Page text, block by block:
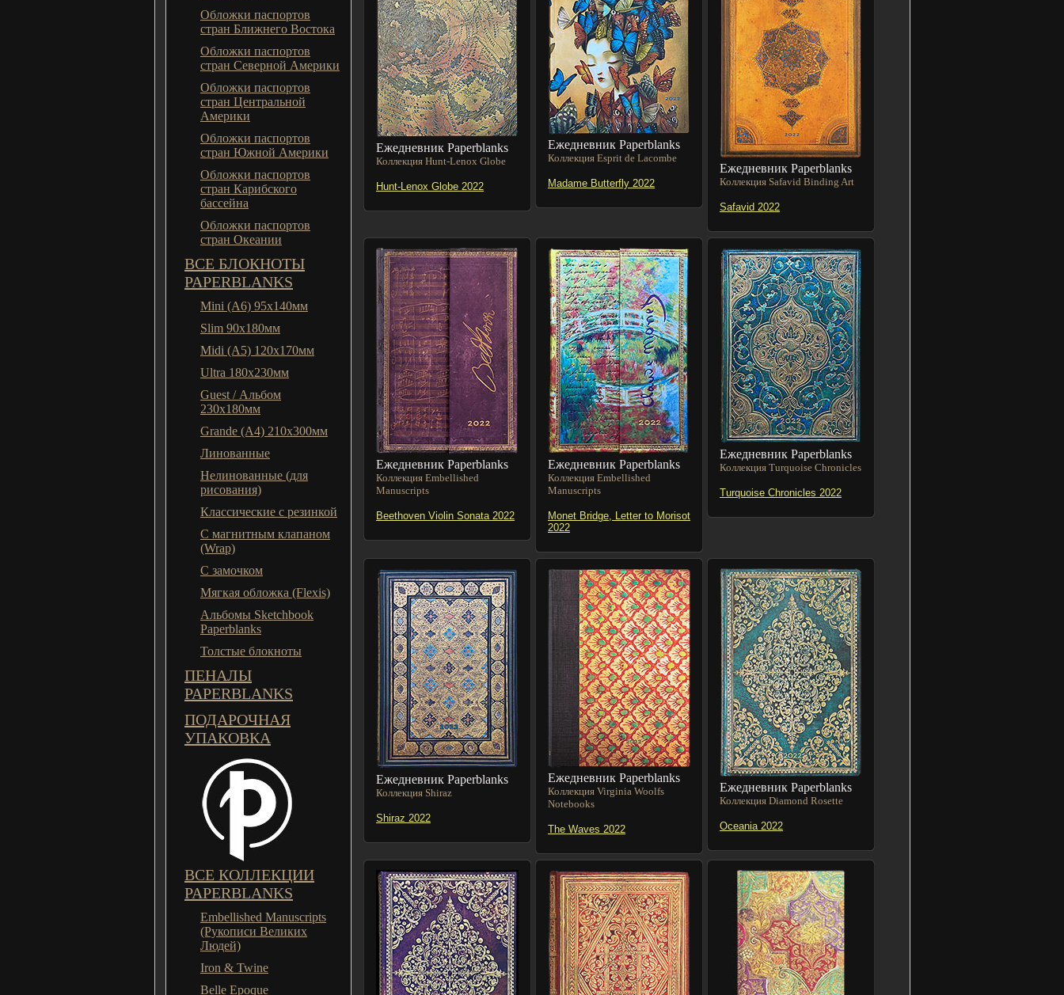
Обложки паспортов
стран Ближнего Востока
Обложки паспортов
стран Северной Америки
Обложки паспортов
стран Центральной
Америки
Обложки паспортов
стран Южной Америки
Обложки паспортов
стран Карибского
бассейна
Обложки паспортов
стран Океании
ВСЕ БЛОКНОТЫ
PAPERBLANKS
Mini (A6) 95х140мм
Slim 90x180мм
Midi (A5) 120х170мм
Ultra 180x230мм
Guest / Альбом
230x180мм
Grande (A4) 210x300мм
Линованные
Нелинованные (для
рисования)
Классические с резинкой
С магнитным клапаном
(Wrap)
С замочком
Мягкая обложка (Flexis)
Альбомы Sketchbook
Paperblanks
Толстые блокноты
ПЕНАЛЫ
PAPERBLANKS
ПОДАРОЧНАЯ
УПАКОВКА
ВСЕ КОЛЛЕКЦИИ
PAPERBLANKS
Embellished Manuscripts
(Рукописи Великих
Людей)
Iron & Twine
Belle Epoque
Ежедневник Paperblanks
Коллекция Hunt-Lenox Globe
Hunt-Lenox Globe 2022
Ежедневник Paperblanks
Коллекция Esprit de Lacombe
Madame Butterfly 2022
Ежедневник Paperblanks
Коллекция Safavid Binding Art
Safavid 2022
Ежедневник Paperblanks
Коллекция Embellished
Manuscripts
Beethoven Violin Sonata 2022
Ежедневник Paperblanks
Коллекция Embellished
Manuscripts
Monet Bridge, Letter to Morisot
2022
Ежедневник Paperblanks
Коллекция Turquoise Chronicles
Turquoise Chronicles 2022
Ежедневник Paperblanks
Коллекция Shiraz
Shiraz 2022
Ежедневник Paperblanks
Коллекция Virginia Woolfs
Notebooks
The Waves 2022
Ежедневник Paperblanks
Коллекция Diamond Rosette
Oceania 2022